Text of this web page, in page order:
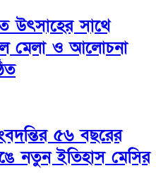
উৎসাহের সাথে
মেলা ও আলোচনা
৫৬ বছরের
নতুন ইতিহাস মেসির